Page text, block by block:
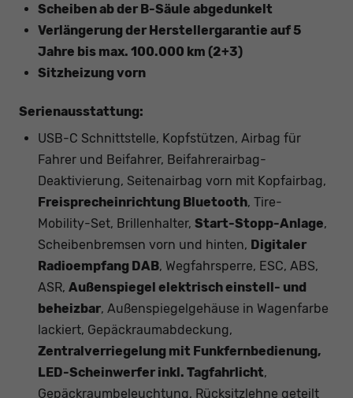
Scheiben ab der B-Säule abgedunkelt
Verlängerung der Herstellergarantie auf 5
Jahre bis max. 100.000 km (2+3)
Sitzheizung vorn
Serienausstattung:
USB-C Schnittstelle, Kopfstützen, Airbag für
Fahrer und Beifahrer, Beifahrerairbag-
Deaktivierung, Seitenairbag vorn mit Kopfairbag,
Freisprecheinrichtung Bluetooth, Tire-
Mobility-Set, Brillenhalter, Start-Stopp-Anlage,
Scheibenbremsen vorn und hinten, Digitaler
Radioempfang DAB, Wegfahrsperre, ESC, ABS,
ASR, Außenspiegel elektrisch einstell- und
beheizbar, Außenspiegelgehäuse in Wagenfarbe
lackiert, Gepäckraumabdeckung,
Zentralverriegelung mit Funkfernbedienung,
LED-Scheinwerfer inkl. Tagfahrlicht,
Gepäckraumbeleuchtung, Rücksitzlehne geteilt